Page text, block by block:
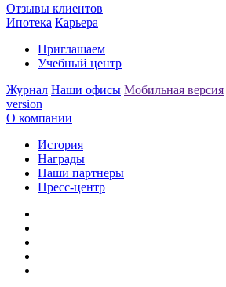
Отзывы клиентов
Ипотека Карьера
Приглашаем
Учебный центр
Журнал Наши офисы Мобильная версия
version
О компании
История
Награды
Наши партнеры
Пресс-центр